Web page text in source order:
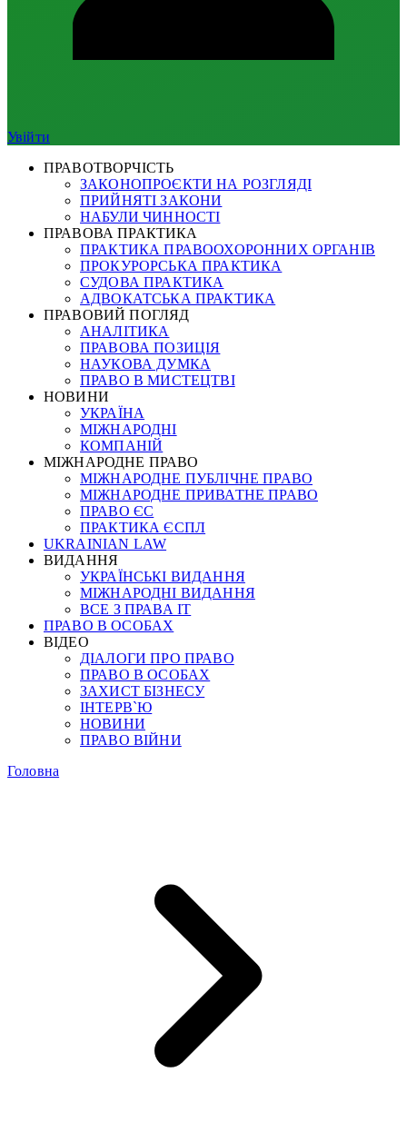
Увійти
ПРАВОТВОРЧІСТЬ
ЗАКОНОПРОЄКТИ НА РОЗГЛЯДІ
ПРИЙНЯТІ ЗАКОНИ
НАБУЛИ ЧИННОСТІ
ПРАВОВА ПРАКТИКА
ПРАКТИКА ПРАВООХОРОННИХ ОРГАНІВ
ПРОКУРОРСЬКА ПРАКТИКА
СУДОВА ПРАКТИКА
АДВОКАТСЬКА ПРАКТИКА
ПРАВОВИЙ ПОГЛЯД
АНАЛІТИКА
ПРАВОВА ПОЗИЦІЯ
НАУКОВА ДУМКА
ПРАВО В МИСТЕЦТВІ
НОВИНИ
УКРАЇНА
МІЖНАРОДНІ
КОМПАНІЙ
МІЖНАРОДНЕ ПРАВО
МІЖНАРОДНЕ ПУБЛІЧНЕ ПРАВО
МІЖНАРОДНЕ ПРИВАТНЕ ПРАВО
ПРАВО ЄС
ПРАКТИКА ЄСПЛ
UKRAINIAN LAW
ВИДАННЯ
УКРАЇНСЬКІ ВИДАННЯ
МІЖНАРОДНІ ВИДАННЯ
ВСЕ З ПРАВА ІТ
ПРАВО В ОСОБАХ
ВІДЕО
ДІАЛОГИ ПРО ПРАВО
ПРАВО В ОСОБАХ
ЗАХИСТ БІЗНЕСУ
ІНТЕРВ`Ю
НОВИНИ
ПРАВО ВІЙНИ
Головна